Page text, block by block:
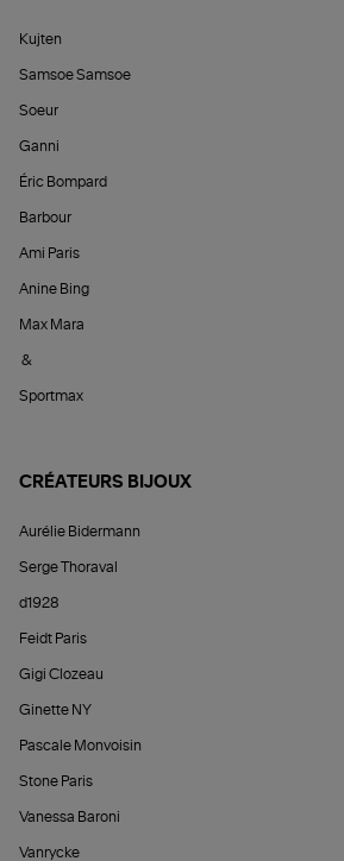
Kujten
Samsoe Samsoe
Soeur
Ganni
Éric Bompard
Barbour
Ami Paris
Anine Bing
Max Mara
&
Sportmax
CRÉATEURS BIJOUX
Aurélie Bidermann
Serge Thoraval
d1928
Feidt Paris
Gigi Clozeau
Ginette NY
Pascale Monvoisin
Stone Paris
Vanessa Baroni
Vanrycke